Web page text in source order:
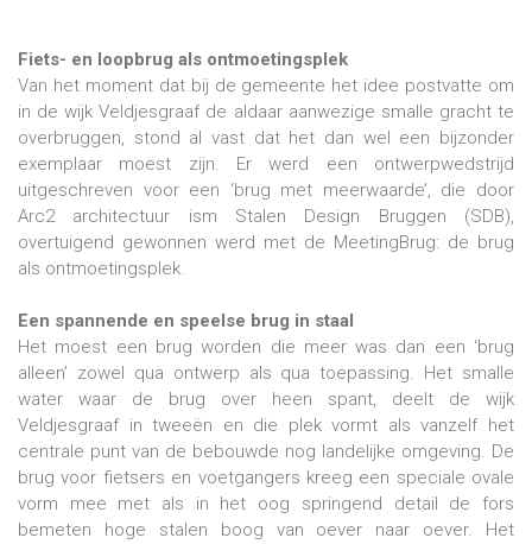
Fiets- en loopbrug als ontmoetingsplek
Van het moment dat bij de gemeente het idee postvatte om
in de wijk Veldjesgraaf de aldaar aanwezige smalle gracht te
overbruggen, stond al vast dat het dan wel een bijzonder
exemplaar moest zijn. Er werd een ontwerpwedstrijd
uitgeschreven voor een ‘brug met meerwaarde’, die door
Arc2 architectuur ism Stalen Design Bruggen (SDB),
overtuigend gewonnen werd met de MeetingBrug: de brug
als ontmoetingsplek.
Een spannende en speelse brug in staal
Het moest een brug worden die meer was dan een ‘brug
alleen’ zowel qua ontwerp als qua toepassing. Het smalle
water waar de brug over heen spant, deelt de wijk
Veldjesgraaf in tweeën en die plek vormt als vanzelf het
centrale punt van de bebouwde nog landelijke omgeving. De
brug voor fietsers en voetgangers kreeg een speciale ovale
vorm mee met als in het oog springend detail de fors
bemeten hoge stalen boog van oever naar oever. Het